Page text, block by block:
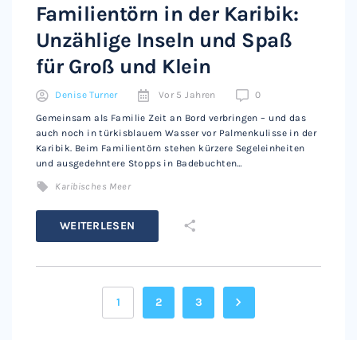
Familientörn in der Karibik:
Unzählige Inseln und Spaß
für Groß und Klein
Denise Turner Vor 5 Jahren 0
Gemeinsam als Familie Zeit an Bord verbringen – und das
auch noch in türkisblauem Wasser vor Palmenkulisse in der
Karibik. Beim Familientörn stehen kürzere Segeleinheiten
und ausgedehntere Stopps in Badebuchten…
Karibisches Meer
WEITERLESEN
1 2 3